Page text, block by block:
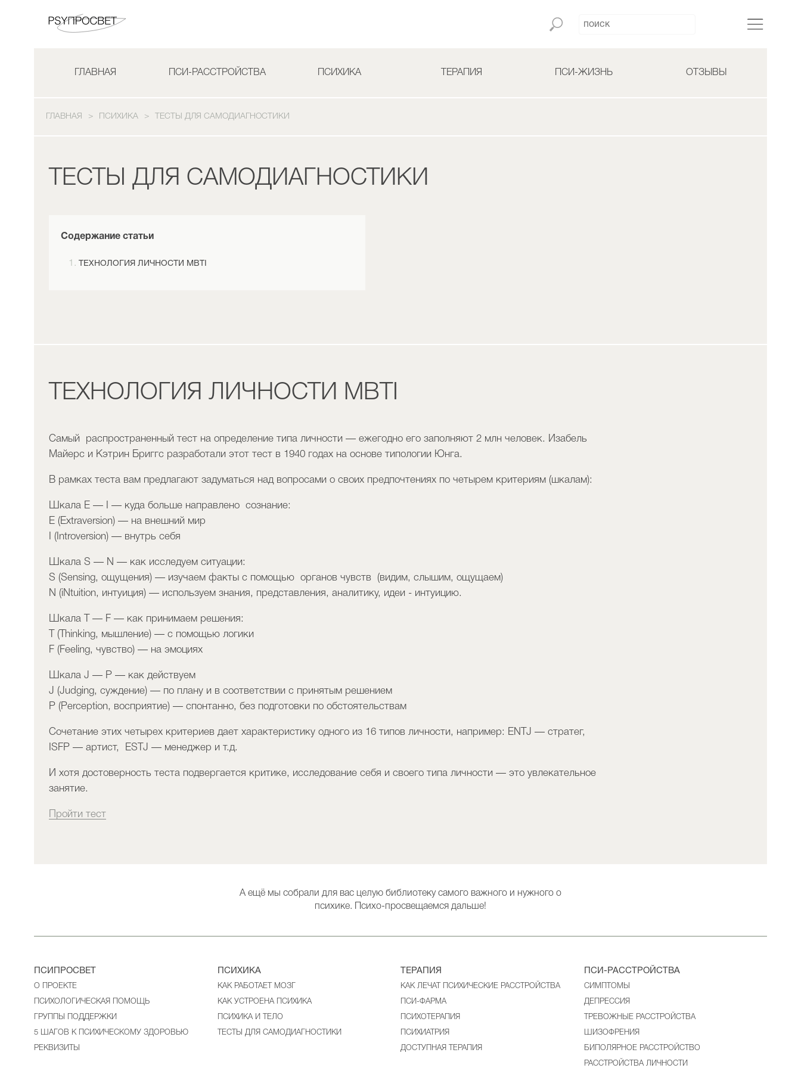
ГЛАВНАЯ ПСИ-РАССТРОЙСТВА ПСИХИКА ТЕРАПИЯ ПСИ-ЖИЗНЬ ОТЗЫВЫ
ГЛАВНАЯ ПСИХИКА ТЕСТЫ ДЛЯ САМОДИАГНОСТИКИ
ТЕСТЫ ДЛЯ САМОДИАГНОСТИКИ
Содержание статьи
ТЕХНОЛОГИЯ ЛИЧНОСТИ MBTI
ТЕХНОЛОГИЯ ЛИЧНОСТИ MBTI
Самый распространенный тест на определение типа личности — ежегодно его заполняют 2 млн человек. Изабель
Майерс и Кэтрин Бриггс разработали этот тест в 1940 годах на основе типологии Юнга.
В рамках теста вам предлагают задуматься над вопросами о своих предпочтениях по четырем критериям (шкалам):
Шкала Е — I — куда больше направлено сознание:
Е (Еxtraversion) — на внешний мир
I (Introversion) — внутрь себя
Шкала S — N — как исследуем ситуации:
S (Sensing, ощущения) — изучаем факты с помощью органов чувств (видим, слышим, ощущаем)
N (iNtuition, интуиция) — используем знания, представления, аналитику, идеи - интуицию.
Шкала T — F — как принимаем решения:
T (Thinking, мышление) — с помощью логики
F (Feeling, чувство) — на эмоциях
Шкала J — P — как действуем
J (Judging, суждение) — по плану и в соответствии с принятым решением
P (Perception, восприятие) — спонтанно, без подготовки по обстоятельствам
Сочетание этих четырех критериев дает характеристику одного из 16 типов личности, например: ENTJ — стратег,
ISFР — артист, ESTJ — менеджер и т.д.
И хотя достоверность теста подвергается критике, исследование себя и своего типа личности — это увлекательное
занятие.
Пройти тест
А ещё мы собрали для вас целую библиотеку самого важного и нужного о
психике. Психо-просвещаемся дальше!
ПСИПРОСВЕТ
О ПРОЕКТЕ
ПСИХОЛОГИЧЕСКАЯ ПОМОЩЬ
ГРУППЫ ПОДДЕРЖКИ
5 ШАГОВ К ПСИХИЧЕСКОМУ ЗДОРОВЬЮ
РЕКВИЗИТЫ
ПСИХИКА
КАК РАБОТАЕТ МОЗГ
КАК УСТРОЕНА ПСИХИКА
ПСИХИКА И ТЕЛО
ТЕСТЫ ДЛЯ САМОДИАГНОСТИКИ
ТЕРАПИЯ
КАК ЛЕЧАТ ПСИХИЧЕСКИЕ РАССТРОЙСТВА
ПСИ-ФАРМА
ПСИХОТЕРАПИЯ
ПСИХИАТРИЯ
ДОСТУПНАЯ ТЕРАПИЯ
ПСИ-РАССТРОЙСТВА
CИМПТОМЫ
ДЕПРЕССИЯ
ТРЕВОЖНЫЕ РАССТРОЙСТВА
ШИЗОФРЕНИЯ
БИПОЛЯРНОЕ РАССТРОЙСТВО
РАССТРОЙСТВА ЛИЧНОСТИ